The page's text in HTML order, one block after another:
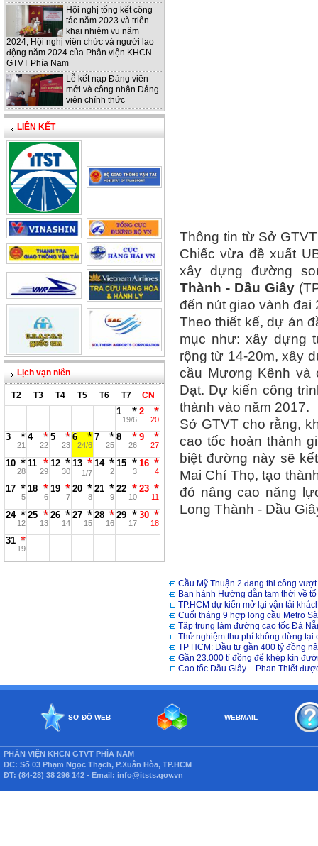
Hội nghị tổng kết công
tác năm 2023 và triển
khai nhiệm vụ năm
2024; Hội nghị viên chức và người lao
động năm 2024 của Phân viện KHCN
GTVT Phía Nam
Lễ kết nạp Đảng viên
mới và công nhận Đảng
viên chính thức
LIÊN KẾT
Lịch vạn niên
T2 T3 T4 T5 T6 T7 CN
1
19/6
2
20
3
21
4
22
5
23
6
24/6
7
25
8
26
9
27
10
28
11
29
12
30
13
1/7
14
2
15
3
16
4
17
5
18
6
19
7
20
8
21
9
22
10
23
11
24
12
25
13
26
14
27
15
28
16
29
17
30
18
31
19
Thông tin từ Sở
Chiếc vừa đề xuất
xây dựng đường
Thành - Dầu Giây
đến nút giao vành đai
Theo thiết kế, dự án
mục như: xây dựng
rộng từ 14-20m, xây
cầu Mương Kênh và
Dạt. Dự kiến công
thành vào năm 2017.
Sở GTVT cho rằng,
cao tốc hoàn thành
biệt đường này sẽ
Mai Chí Thọ, tạo
đó nâng cao năng
Long Thành - Dầu
Cầu Mỹ Thuận 2 đang thi công
Ban hành Hướng dẫn tạm thời về
TP.HCM dự kiến mở lại vận tải
Cuối tháng 9 hợp long cầu Metro
Tập trung làm đường cao tốc Đà
Thử nghiệm thu phí không dừng tại
TP HCM: Đầu tư gần 400 tỷ đồng
Gần 23.000 tỉ đồng để khép kín
Cao tốc Dầu Giây – Phan Thiết
SƠ ĐỒ WEB WEBMAIL
PHÂN VIỆN KHCN GTVT PHÍA NAM
ĐC: Số 03 Phạm Ngọc Thạch, P.Xuân Hòa, TP.HCM
ĐT: (84-28) 38 296 142 - Email: info@itsts.gov.vn